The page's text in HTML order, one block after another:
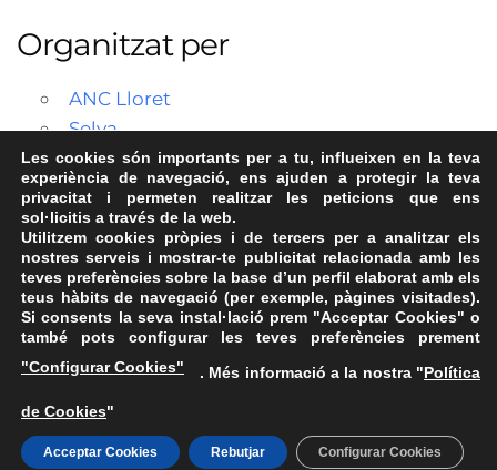
Organitzat per
ANC Lloret
Selva
FAQs
ASSEMBLEA NACIONAL CATALANA
Carrer de la Marina, 315, 08025 Barcelona · 93 347 17 14
Les cookies són importants per a tu, influeixen en la teva
experiència de navegació, ens ajuden a protegir la teva
privacitat i permeten realitzar les peticions que ens
sol·licitis a través de la web.
Utilitzem cookies pròpies i de tercers per a analitzar els
nostres serveis i mostrar-te publicitat relacionada amb les
teves preferències sobre la base d’un perfil elaborat amb els
teus hàbits de navegació (per exemple, pàgines visitades).
Si consents la seva instal·lació prem "Acceptar Cookies" o
també pots configurar les teves preferències prement
"Configurar Cookies"
. Més informació a la nostra "Política
de Cookies"
Acceptar Cookies Rebutjar Configurar Cookies